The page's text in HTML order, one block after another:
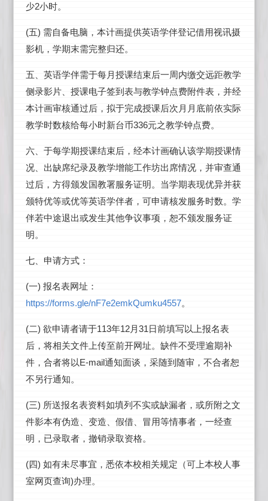
少2小时。
(五) 需自备电脑，本计画提供英语学伴登记借用视讯摄
影机，学期末需完整归还。
五、英语学伴需于每月授课结束后一周内缴交远距教学
侧录影片、授课电子签到表与教学钟点费附件表，并经
本计画审核通过后，拟于完成授课后次月月底前依实际
教学时数核给每小时新台币336元之教学钟点费。
六、于每学期授课结束后，经本计画确认该学期授课情
况、出缺席纪录及教学增能工作坊出席情况，并审查通
过后，方得颁发国教署服务证明。当学期表现优异并获
颁特优等或优等英语学伴者，可申请核发服务时数。学
伴若中途退出或发生其他争议事项，恕不颁发服务证
明。
七、申请方式：
(一)报名表网址：
https://forms.gle/nF7e2emkQumku4557。
(二)欲申请者请于113年12月31日前填写以上报名表
后，将相关文件上传至前开网址。缺件不受理逾期补
件，合者将以E-mail通知面谈，采随到随审，不合者恕
不另行通知。
(三) 所送报名表资料如填列不实或缺漏者，或所附之文
件影本有伪造、变造、假借、冒用等情事者，一经查
明，已录取者，撤销录取资格。
(四)如有未尽事宜，悉依本校相关规定（可上本校人事
室网页查询)办理。